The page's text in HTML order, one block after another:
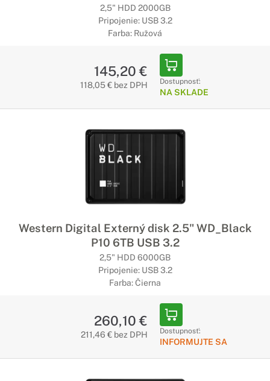
2,5" HDD 2000GB
Pripojenie: USB 3.2
Farba: Ružová
145,20 €
118,05 € bez DPH Dostupnosť:
NA SKLADE
Western Digital Externý disk 2.5" WD_Black
P10 6TB USB 3.2
2,5" HDD 6000GB
Pripojenie: USB 3.2
Farba: Čierna
260,10 €
211,46 € bez DPH Dostupnosť:
INFORMUJTE SA